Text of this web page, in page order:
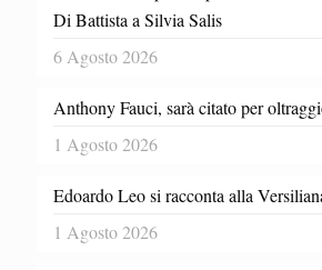
Di Battista a Silvia Salis
6 Agosto 2026
Anthony Fauci, sarà citato per
1 Agosto 2026
Edoardo Leo si racconta alla
1 Agosto 2026